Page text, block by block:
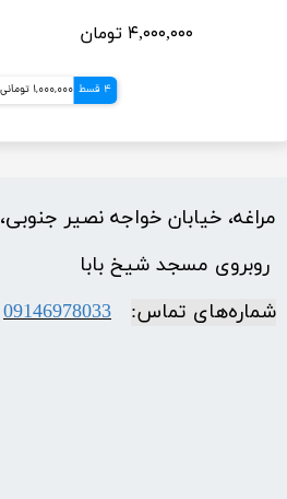
۴,۰۰۰,۰۰۰ تومان
4 قسط 1,000,000 تومانی
مراغه، خیابان خواجه نصیر جنوبی،
​​​​​​​ روبروی مسجد شیخ بابا
شماره‌‌های تماس:
09146978033